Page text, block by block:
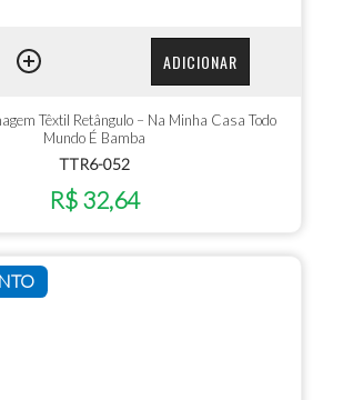
ADICIONAR
Têxtil Retângulo – Na Minha Casa Todo
Mundo É Bamba
TTR6-052
R$ 32,64